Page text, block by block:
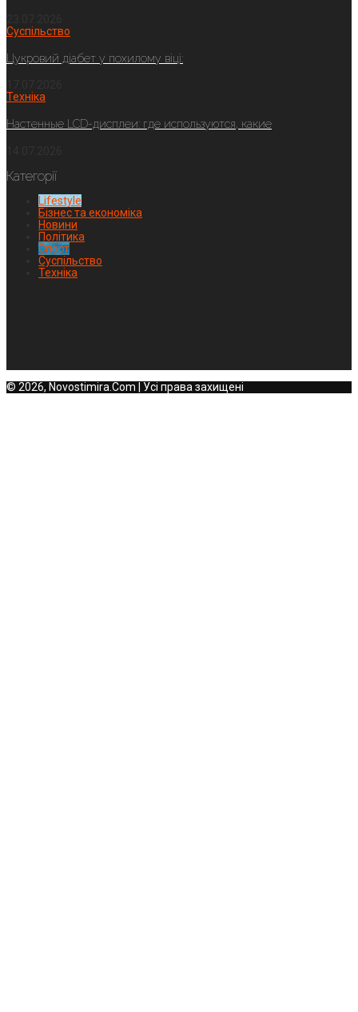
Суспільство
Цукровий діабет у похилому віці:
Техніка
Настенные LCD-дисплеи: где используются, какие
Категорії
Lifestyle
Бізнес та економіка
Новини
Політика
Спорт
Суспільство
Техніка
© 2026, Novostimira.Com | Усі права захищені